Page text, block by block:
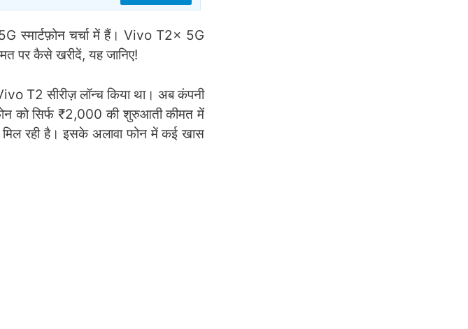
चर्चा में हैं। Vivo T2x 5G
पर कैसे खरीदें, यह जानिए!
T2 सीरीज़ लॉन्च किया था। अब कंपनी
को सिर्फ ₹2,000 की शुरुआती कीमत में
रही है। इसके अलावा फोन में कई खास